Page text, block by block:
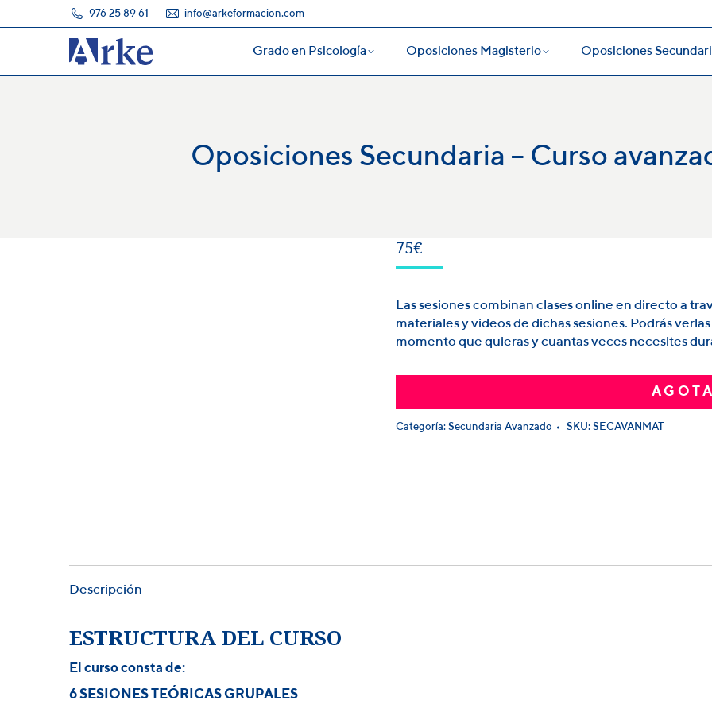
976 25 89 61 info@arkeformacion.com
Grado en Psicología Oposiciones Magisterio Oposiciones
Oposiciones Secundaria – Curso
75€
Las sesiones combinan clases online en directo a
materiales y videos de dichas sesiones. Podrás
momento que quieras y cuantas veces necesites
Categoría: Secundaria Avanzado SKU: SECAVANMAT
Descripción
ESTRUCTURA DEL CURSO
El curso consta de:
6 SESIONES TEÓRICAS GRUPALES